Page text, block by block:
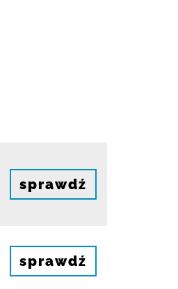
sprawdź
sprawdź